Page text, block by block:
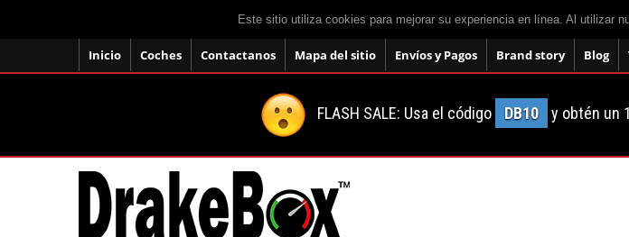
Este sitio utiliza cookies para mejorar su experiencia en línea. Al utilizar
Inicio Coches Contactanos Mapa del sitio Envíos y Pagos Brand story Blog
FLASH SALE: Usa el código DB10 y obtén un